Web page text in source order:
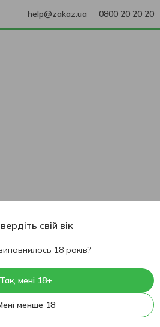
help@zakaz.ua 0800 20 20 20
404
ця сторінка не
свій вік
18 років?
Так, мені 18+
менше 18